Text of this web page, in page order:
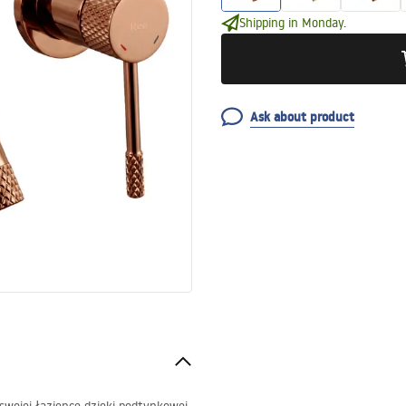
Shipping in Monday.
Ask about product